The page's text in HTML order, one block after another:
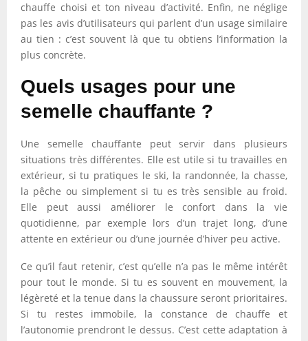
chauffe choisi et ton niveau d’activité. Enfin, ne néglige
pas les avis d’utilisateurs qui parlent d’un usage similaire
au tien : c’est souvent là que tu obtiens l’information la
plus concrète.
Quels usages pour une
semelle chauffante ?
Une semelle chauffante peut servir dans plusieurs
situations très différentes. Elle est utile si tu travailles en
extérieur, si tu pratiques le ski, la randonnée, la chasse,
la pêche ou simplement si tu es très sensible au froid.
Elle peut aussi améliorer le confort dans la vie
quotidienne, par exemple lors d’un trajet long, d’une
attente en extérieur ou d’une journée d’hiver peu active.
Ce qu’il faut retenir, c’est qu’elle n’a pas le même intérêt
pour tout le monde. Si tu es souvent en mouvement, la
légèreté et la tenue dans la chaussure seront prioritaires.
Si tu restes immobile, la constance de chauffe et
l’autonomie prendront le dessus. C’est cette adaptation à